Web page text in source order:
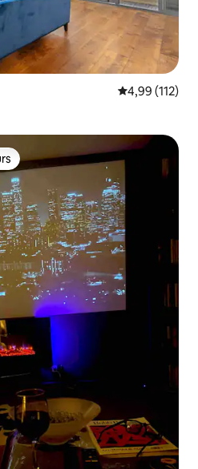
Note
4,99 (112)
les plus aimés